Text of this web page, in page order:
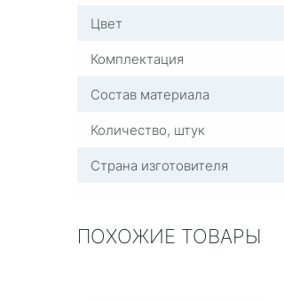
Цвет
Комплектация
Состав материала
Количество, штук
Страна изготовителя
ПОХОЖИЕ ТОВАРЫ